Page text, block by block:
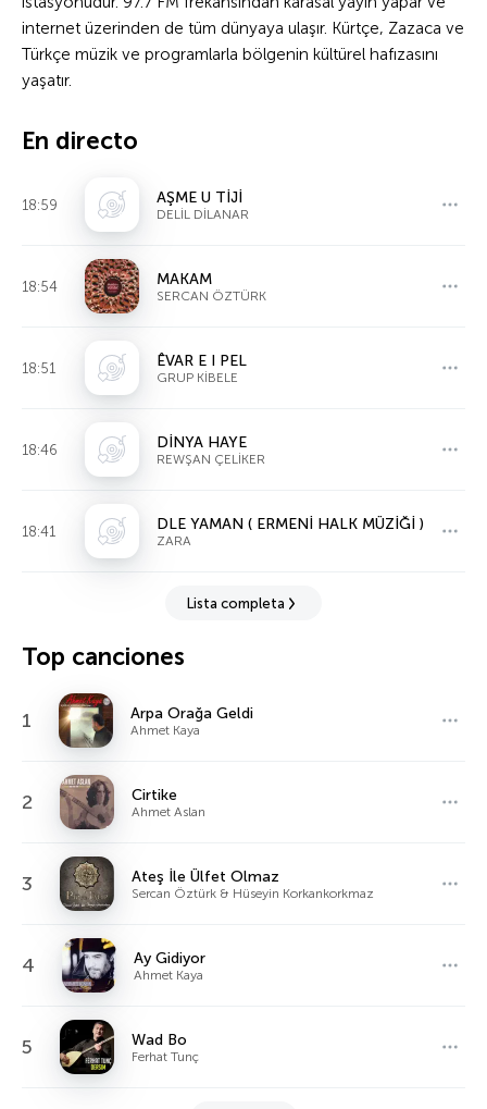
internet üzerinden de tüm dünyaya ulaşır. Kürtçe, Zazaca ve
Türkçe müzik ve programlarla bölgenin kültürel hafızasını
yaşatır.
En directo
18:59 AŞME U TİJİ
DELİL DİLANAR
18:54 MAKAM
SERCAN ÖZTÜRK
18:51 ÊVAR E I PEL
GRUP KİBELE
18:46 DİNYA HAYE
REWŞAN ÇELİKER
18:41 DLE YAMAN ( ERMENİ HALK MÜZİĞİ )
ZARA
Lista completa
Top canciones
1 Arpa Orağa Geldi
Ahmet Kaya
2 Cirtike
Ahmet Aslan
3 Ateş İle Ülfet Olmaz
Sercan Öztürk & Hüseyin Korkankorkmaz
4 Ay Gidiyor
Ahmet Kaya
5 Wad Bo
Ferhat Tunç